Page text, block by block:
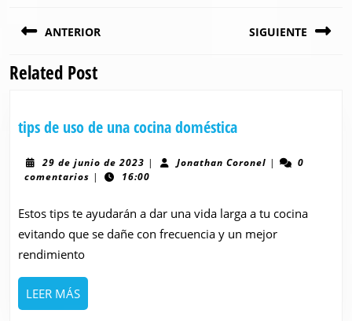
de
entradas
ANTERIOR
Entrada
SIGUIENTE
Related Post
tips de uso de una cocina domésticatips
uso
cocina
doméstica
29 de junio de 2023 29
de
2023
| Jonathan CoronelJonathan
|
0
comentarios | 16:00
Estos tips te ayudarán a dar una vida larga a tu cocina
evitando que se dañe con frecuencia y un mejor
rendimiento
LEER MÁSLEER
MÁS